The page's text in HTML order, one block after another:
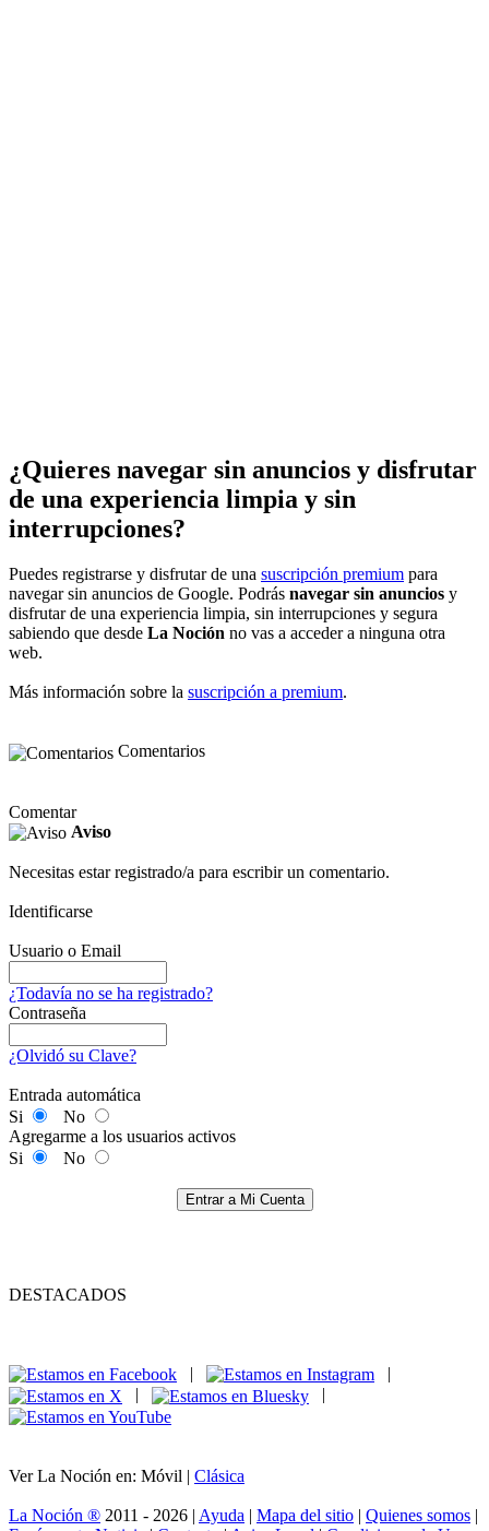
¿Quieres navegar sin anuncios y disfrutar
de una experiencia limpia y sin
interrupciones?
Puedes registrarse y disfrutar de una suscripción premium para
navegar sin anuncios de Google. Podrás navegar sin anuncios y
disfrutar de una experiencia limpia, sin interrupciones y segura
sabiendo que desde La Noción no vas a acceder a ninguna otra
web.
Más información sobre la suscripción a premium.
Comentarios
Comentar
Aviso
Necesitas estar registrado/a para escribir un comentario.
Identificarse
Usuario o Email
¿Todavía no se ha registrado?
Contraseña
¿Olvidó su Clave?
Entrada automática
Si
No
Agregarme a los usuarios activos
Si
No
Entrar a Mi Cuenta
DESTACADOS
|
|
|
|
Ver La Noción en: Móvil | Clásica
La Noción ® 2011 - 2026 | Ayuda | Mapa del sitio | Quienes somos |